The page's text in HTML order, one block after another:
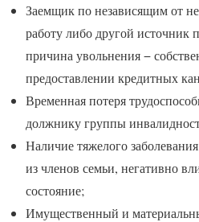
Заемщик по независящим от
работу либо другой источник
причина увольнения −
предоставлении кредитных
Временная потеря
должнику группы
Наличие тяжелого
из членов семьи, негативно
состояние;
Имущественный и